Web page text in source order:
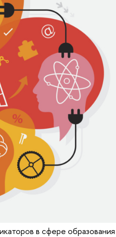
в сфере образования